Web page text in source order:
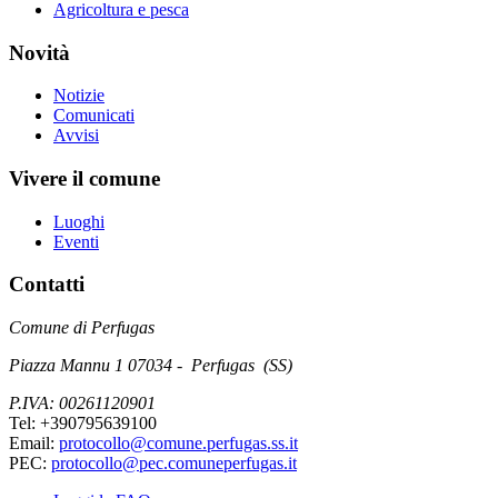
Agricoltura e pesca
Novità
Notizie
Comunicati
Avvisi
Vivere il comune
Luoghi
Eventi
Contatti
Comune di Perfugas
Piazza Mannu 1 07034 - Perfugas (SS)
P.IVA: 00261120901
Tel: +390795639100
Email: protocollo@comune.perfugas.ss.it
PEC: protocollo@pec.comuneperfugas.it